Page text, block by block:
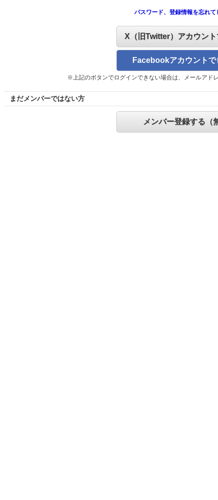
パスワード、登録情報を忘れて
X（旧Twitter）アカウン
Facebookアカウントで
※上記のボタンでログインできない場合は、メールアド
まだメンバーではない方
メンバー登録する（